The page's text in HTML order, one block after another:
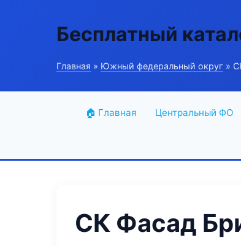
Бесплатный
Главная » Южный федеральный округ »
🏠 Главная Центральный ФО
СК Фасад